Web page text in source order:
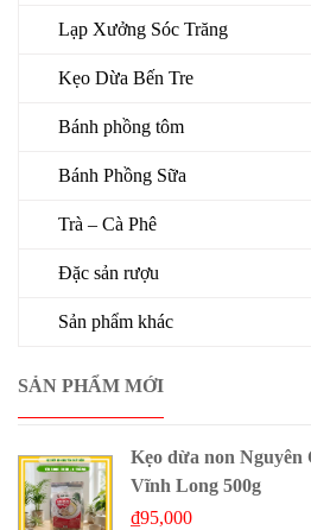
Lạp Xưởng Sóc Trăng
Kẹo Dừa Bến Tre
Bánh phồng tôm
Bánh Phồng Sữa
Trà – Cà Phê
Đặc sản rượu
Sản phẩm khác
SẢN PHẨM MỚI
Kẹo dừa non Nguyên
Vĩnh Long 500g
₫95,000